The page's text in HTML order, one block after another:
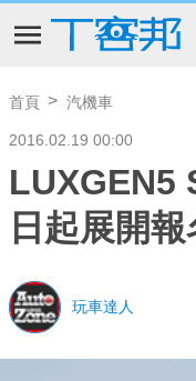
首頁 汽機車
2016.02.19 00:00
LUXGEN5
日起展開報
玩車達人